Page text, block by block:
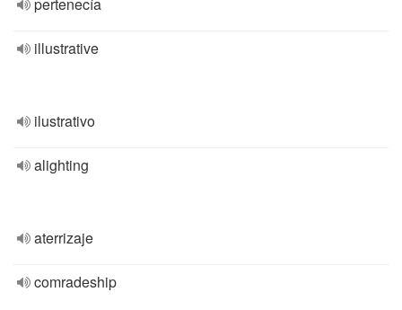
illustrative
ilustrativo
alighting
aterrizaje
comradeship